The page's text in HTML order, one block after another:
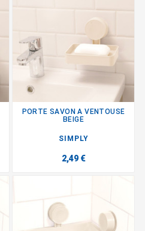
PORTE SAVON A VENTOUSE
BEIGE
SIMPLY
2,49 €